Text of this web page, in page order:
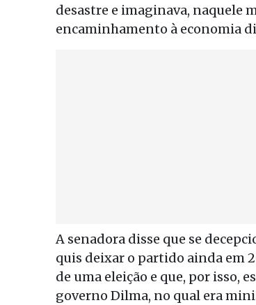
desastre e imaginava, naquele
encaminhamento à economia
A senadora disse que se
quis deixar o partido ainda em
de uma eleição e que, por isso,
governo Dilma, no qual era